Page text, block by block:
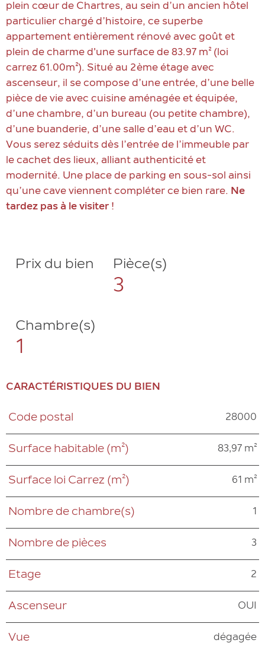
plein cœur de Chartres, au sein d’un ancien hôtel
particulier chargé d’histoire, ce superbe
appartement entièrement rénové avec goût et
plein de charme d'une surface de 83.97 m² (loi
carrez 61.00m²). Situé au 2ème étage avec
ascenseur, il se compose d’une entrée, d’une belle
pièce de vie avec cuisine aménagée et équipée,
d’une chambre, d’un bureau (ou petite chambre),
d’une buanderie, d’une salle d’eau et d’un WC.
Vous serez séduits dès l’entrée de l’immeuble par
le cachet des lieux, alliant authenticité et
modernité. Une place de parking en sous-sol ainsi
qu’une cave viennent compléter ce bien rare. Ne
tardez pas à le visiter !
Prix du bien Pièce(s)
3
Chambre(s)
1
CARACTÉRISTIQUES DU BIEN
Caractéristiques
Code postal 28000
Surface habitable (m²) 83,97 m²
Surface loi Carrez (m²) 61 m²
Nombre de chambre(s) 1
Nombre de pièces 3
Etage 2
Ascenseur OUI
Vue dégagée